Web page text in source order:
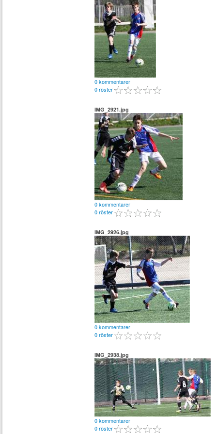
0 kommentarer
0 röster
IMG_2921.jpg
0 kommentarer
0 röster
IMG_2926.jpg
0 kommentarer
0 röster
IMG_2938.jpg
0 kommentarer
0 röster